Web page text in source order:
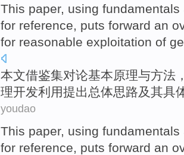
This paper, using fundamentals
for reference, puts forward an
for reasonable exploitation of
本文借鉴集对论基本原理与方法
理开发利用提出总体思路及其具
youdao
This paper, using fundamentals
for reference
puts forward an